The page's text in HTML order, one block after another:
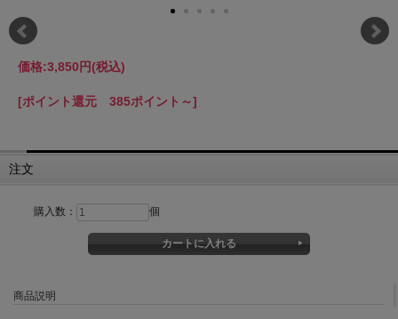
価格:3,850円(税込)
[ポイント還元 385ポイント～]
注文
購入数： 個
商品説明